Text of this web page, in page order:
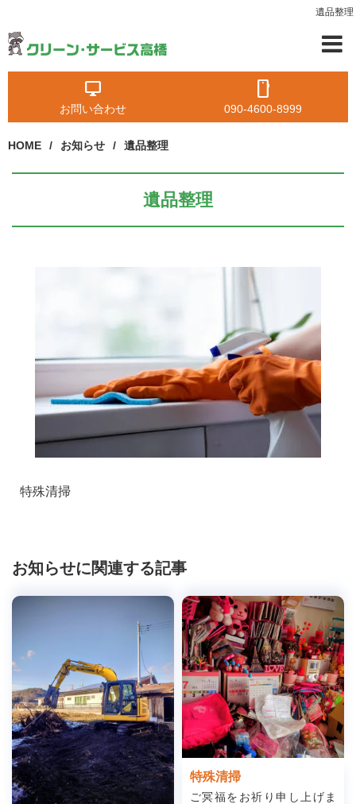
遺品整理
お問い合わせ 090-4600-8999
HOME お知らせ 遺品整理
遺品整理
特殊清掃
お知らせに関連する記事
特殊清掃
ご冥福をお祈り申し上げま